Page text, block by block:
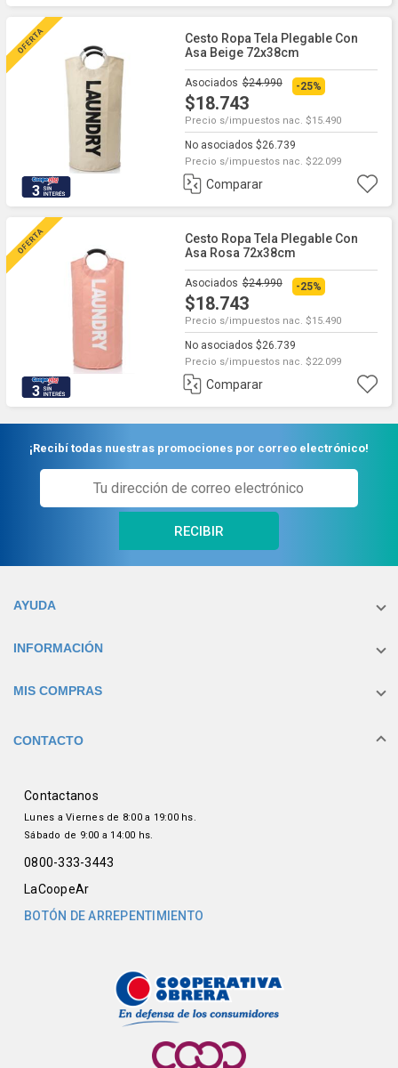
3
Cesto Ropa Tela Plegable Con
Asa Beige 72x38cm
Asociados $24.990
$18.743
-25%
Precio s/impuestos nac. $15.490
No asociados $26.739
Precio s/impuestos nac. $22.099
Comparar
3
Cesto Ropa Tela Plegable Con
Asa Rosa 72x38cm
Asociados $24.990
$18.743
-25%
Precio s/impuestos nac. $15.490
No asociados $26.739
Precio s/impuestos nac. $22.099
Comparar
¡Recibí todas nuestras promociones por correo electrónico!
RECIBIR
AYUDA
INFORMACIÓN
MIS COMPRAS
CONTACTO
Contactanos
Lunes a Viernes de 8:00 a 19:00 hs.
Sábado de 9:00 a 14:00 hs.
0800-333-3443
LaCoopeAr
BOTÓN DE ARREPENTIMIENTO